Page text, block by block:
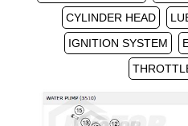
CYLINDER HEAD
IGNITION SYSTEM